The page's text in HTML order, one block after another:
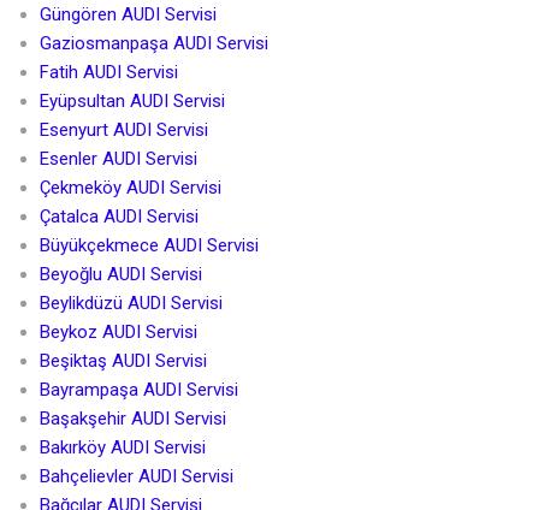
Güngören AUDI Servisi
Gaziosmanpaşa AUDI Servisi
Fatih AUDI Servisi
Eyüpsultan AUDI Servisi
Esenyurt AUDI Servisi
Esenler AUDI Servisi
Çekmeköy AUDI Servisi
Çatalca AUDI Servisi
Büyükçekmece AUDI Servisi
Beyoğlu AUDI Servisi
Beylikdüzü AUDI Servisi
Beykoz AUDI Servisi
Beşiktaş AUDI Servisi
Bayrampaşa AUDI Servisi
Başakşehir AUDI Servisi
Bakırköy AUDI Servisi
Bahçelievler AUDI Servisi